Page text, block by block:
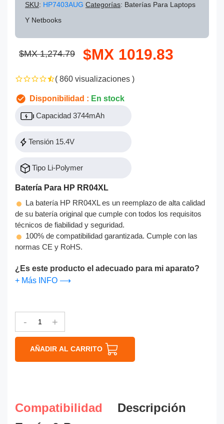
SKU: HP7403AUG Categorías: Baterías Para Laptops
Y Netbooks
$MX 1,274.79 $MX 1019.83
( 860 visualizaciones )
Disponibilidad : En stock
Capacidad 3744mAh
Tensión 15.4V
Tipo Li-Polymer
Batería Para HP RR04XL
La batería HP RR04XL es un reemplazo de alta calidad
de su batería original que cumple con todos los requisitos
técnicos de fiabilidad y seguridad.
100% de compatibilidad garantizada. Cumple con las
normas CE y RoHS.
¿Es este producto el adecuado para mi aparato?
+ Más INFO ⟶
- +
AÑADIR AL CARRITO
Compatibilidad
Descripción